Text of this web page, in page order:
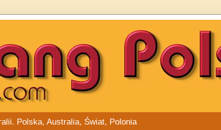
Polska, Australia, Świat, Polonia